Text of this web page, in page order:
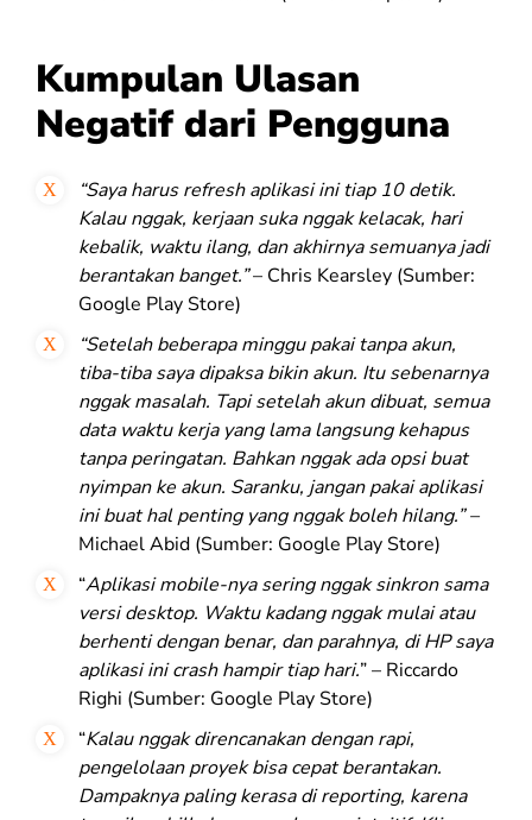
Kumpulan Ulasan
Negatif dari Pengguna
“Saya harus refresh aplikasi ini tiap 10 detik.
Kalau nggak, kerjaan suka nggak kelacak, hari
kebalik, waktu ilang, dan akhirnya semuanya jadi
berantakan banget.”– Chris Kearsley (Sumber:
Google Play Store)
“Setelah beberapa minggu pakai tanpa akun,
tiba-tiba saya dipaksa bikin akun. Itu sebenarnya
nggak masalah. Tapi setelah akun dibuat, semua
data waktu kerja yang lama langsung kehapus
tanpa peringatan. Bahkan nggak ada opsi buat
nyimpan ke akun. Saranku, jangan pakai aplikasi
ini buat hal penting yang nggak boleh hilang.” –
Michael Abid (Sumber: Google Play Store)
“Aplikasi mobile-nya sering nggak sinkron sama
versi desktop. Waktu kadang nggak mulai atau
berhenti dengan benar, dan parahnya, di HP saya
aplikasi ini crash hampir tiap hari.” – Riccardo
Righi (Sumber: Google Play Store)
“Kalau nggak direncanakan dengan rapi,
pengelolaan proyek bisa cepat berantakan.
Dampaknya paling kerasa di reporting, karena